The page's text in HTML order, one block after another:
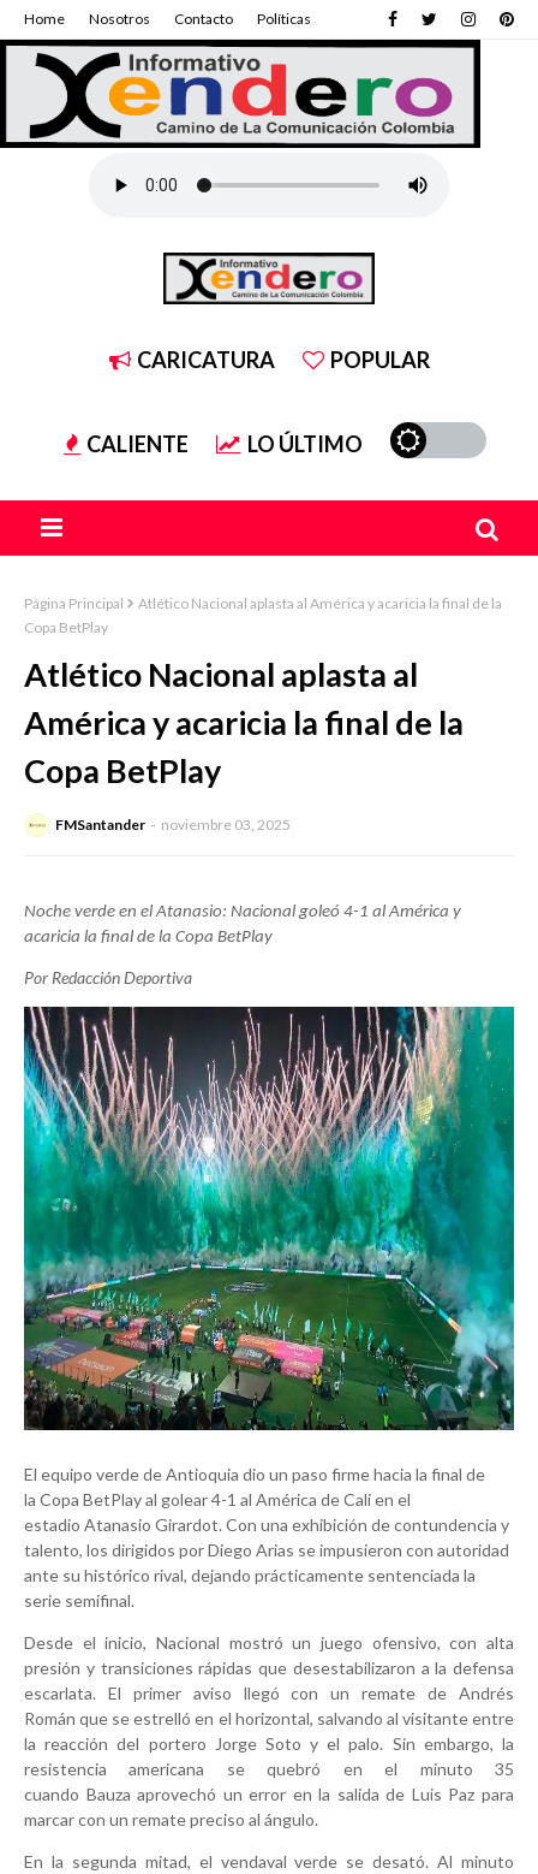
Home Nosotros Contacto Políticas
CARICATURA POPULAR
CALIENTE LO ÚLTIMO
Página Principal
Atlético Nacional aplasta al América y acaricia la final de la
Copa BetPlay
Atlético Nacional aplasta al
América y acaricia la final de la
Copa BetPlay
FMSantander noviembre 03, 2025
Noche verde en el Atanasio: Nacional goleó 4-1 al América y
acaricia la final de la Copa BetPlay
Por Redacción Deportiva
El equipo verde de Antioquia dio un paso firme hacia la final de
la Copa BetPlayal golear 4-1 al América de Calien el
estadio Atanasio Girardot. Con una exhibición de contundencia y
talento, los dirigidos porDiego Arias se impusieron con autoridad
ante su histórico rival, dejando prácticamente sentenciada la
serie semifinal.
Desde el inicio, Nacional mostró un juego ofensivo, con alta
presión y transiciones rápidas que desestabilizaron a la defensa
escarlata. El primer aviso llegó con un remate de Andrés
Román que se estrelló en el horizontal, salvando al visitante entre
la reacción del portero Jorge Soto y el palo. Sin embargo, la
resistencia americana se quebró en el minuto 35
cuando Bauza aprovechó un error en la salida de Luis Paz para
marcar con un remate preciso al ángulo.
En la segunda mitad, el vendaval verde se desató. Al minuto